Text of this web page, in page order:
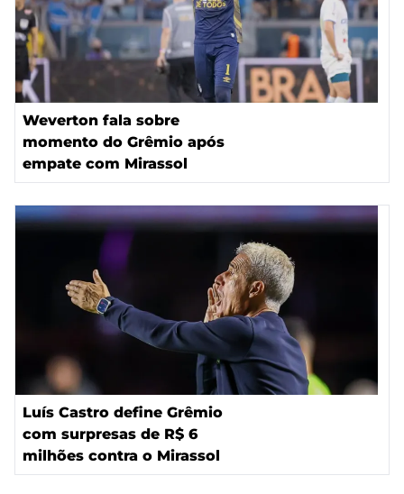
Weverton fala sobre
momento do Grêmio após
empate com Mirassol
Luís Castro define Grêmio
com surpresas de R$ 6
milhões contra o Mirassol